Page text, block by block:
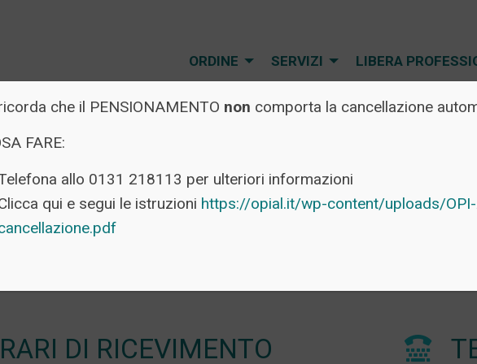
di Alessandria
ORDINE SERVIZI LIBERA
DI RICEVIMENTO
che il PENSIONAMENTO non comporta la cancellazione
FARE:
allo 0131 218113 per ulteriori informazioni
qui e segui le istruzioni https://opial.it/wp-content/uploads/